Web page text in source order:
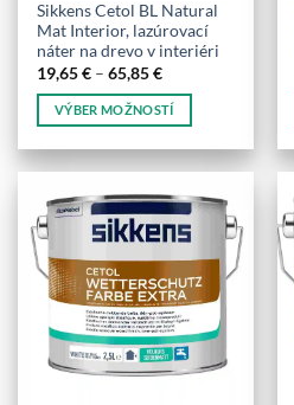
Sikkens Cetol BL Natural
Mat Interior, lazúrovací
náter na drevo v interiéri
19,65€ – 65,85€Price
19,65 €
through
65,85 €
VÝBER MOŽNOSTÍ
produkt
viacero
variantov.
Možnosti
môžete
vybrať
na